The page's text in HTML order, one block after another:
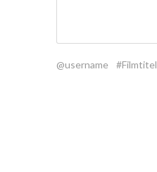
@username #Filmtitel